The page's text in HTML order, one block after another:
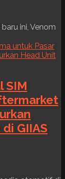
ini, Venom
SIM
GIIAS